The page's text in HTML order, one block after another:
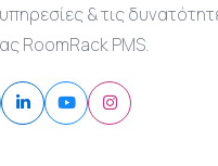
& τις
RoomRack PMS.